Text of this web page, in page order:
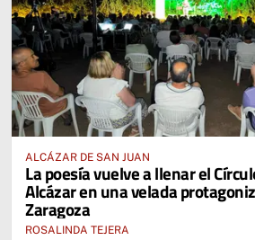
ALCÁZAR DE SAN JUAN
La poesía vuelve a llenar el
Alcázar en una velada
Zaragoza
ROSALINDA TEJERA